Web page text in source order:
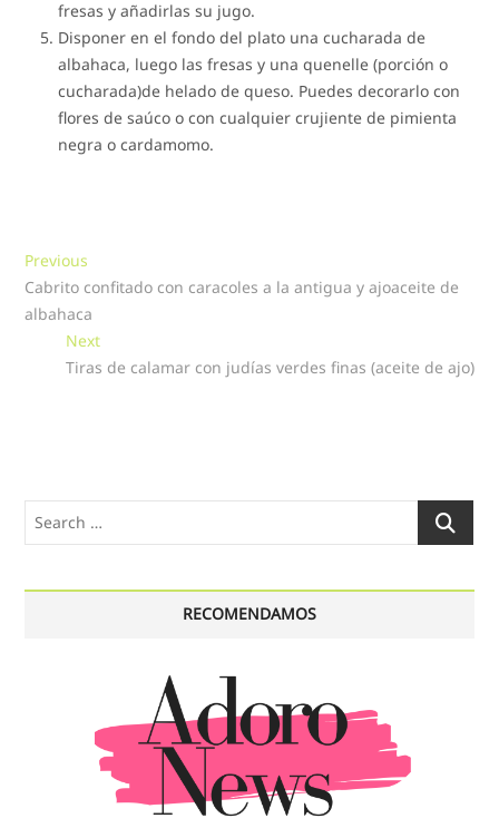
fresas y añadirlas su jugo.
Disponer en el fondo del plato una cucharada de
albahaca, luego las fresas y una quenelle (porción o
cucharada)de helado de queso. Puedes decorarlo con
flores de saúco o con cualquier crujiente de pimienta
negra o cardamomo.
Navegación
de
entradas
Previous
post:
Cabrito confitado con caracoles a la antigua y ajoaceite de
albahaca
NextNext
post:
Tiras de calamar con judías verdes finas (aceite de ajo)
Search
RECOMENDAMOS